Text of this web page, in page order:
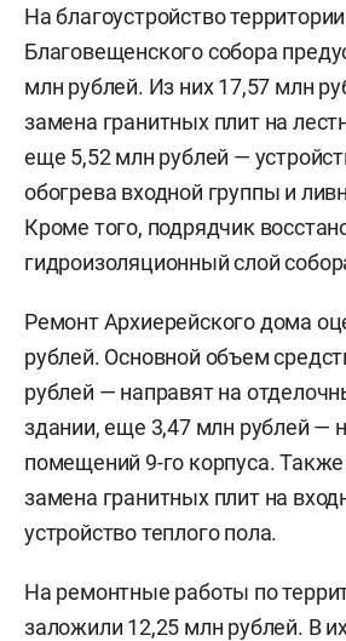
На благоустройство
Благовещенского собора
млн рублей. Из них 17,57 млн
замена гранитных плит на
еще 5,52 млн рублей —
обогрева входной группы и
Кроме того, подрядчик
гидроизоляционный слой
Ремонт Архиерейского дома
рублей. Основной объем
рублей — направят на
здании, еще 3,47 млн рублей —
помещений 9-го корпуса.
замена гранитных плит на
устройство теплого пола.
На ремонтные работы по
заложили 12,25 млн рублей. В